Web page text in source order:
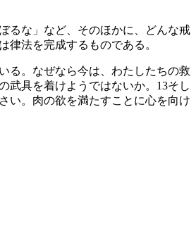
るな」など、そのほかに、どんな戒
律法を完成するものである。
る。なぜなら今は、わたしたちの救
武具を着けようではないか。 13そし
い。肉の欲を満たすことに心を向け